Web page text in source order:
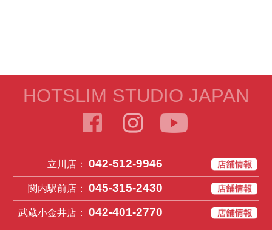
HOTSLIM STUDIO JAPAN
立川店： 042-512-9946
関内駅前店： 045-315-2430
武蔵小金井店： 042-401-2770